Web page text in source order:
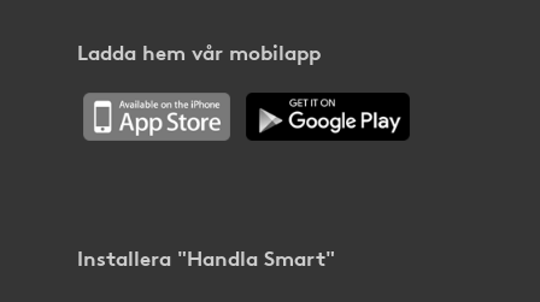
Ladda hem vår mobilapp
Installera "Handla Smart"